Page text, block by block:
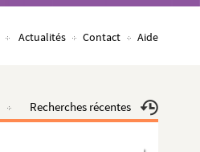
Actualités Contact Aide
Recherches récentes